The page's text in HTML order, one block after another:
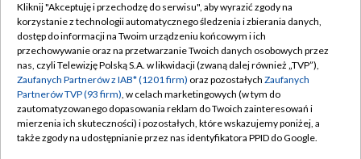
TVP
Abonament TVP
Sklep TVP
Biuro Reklamy
Oferta Handlowa
Regulamin TVP
Polityka prywatności
Moje zgody
Biuro reklamy
Kliknij "Akceptuję i przechodzę do serwisu", aby wyrazić zgody na
korzystanie z technologii automatycznego śledzenia i zbierania danych,
dostęp do informacji na Twoim urządzeniu końcowym i ich
przechowywanie oraz na przetwarzanie Twoich danych osobowych przez
nas, czyli Telewizję Polską S.A. w likwidacji (zwaną dalej również „TVP”),
Zaufanych Partnerów z IAB* (1201 firm) oraz pozostałych Zaufanych
Partnerów TVP (93 firm), w celach marketingowych (w tym do
zautomatyzowanego dopasowania reklam do Twoich zainteresowań i
mierzenia ich skuteczności) i pozostałych, które wskazujemy poniżej, a
także zgody na udostępnianie przez nas identyfikatora PPID do Google.